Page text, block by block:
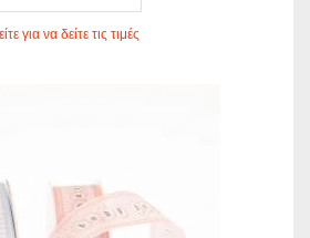
για να δείτε τις τιμές